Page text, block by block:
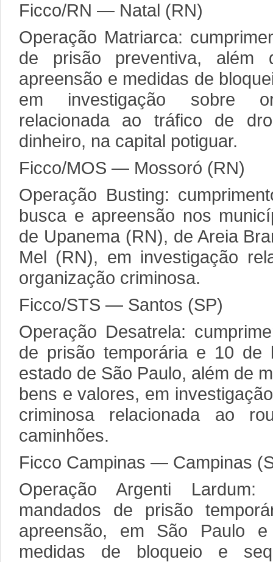
Ficco/RN — Natal (RN)
Operação Matriarca:
de prisão preventiva,
apreensão e medidas de
em investigação sobre
relacionada ao tráfico de
dinheiro, na capital potiguar.
Ficco/MOS — Mossoró (RN)
Operação Busting:
busca e apreensão nos
de Upanema (RN), de Areia
Mel (RN), em investigação
organização criminosa.
Ficco/STS — Santos (SP)
Operação Desatrela:
de prisão temporária e 10 de
estado de São Paulo, além de
bens e valores, em
criminosa relacionada ao
caminhões.
Ficco Campinas — Campinas
Operação Argenti
mandados de prisão
apreensão, em São Paulo
medidas de bloqueio e